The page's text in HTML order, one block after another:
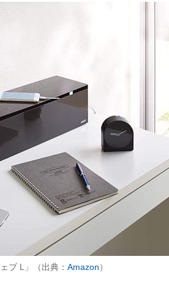
ブ L」（出典： Amazon）